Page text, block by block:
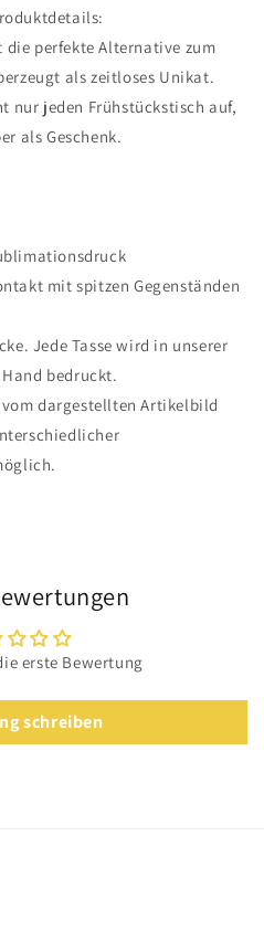
die perfekte Alternative zum
als zeitloses Unikat.
nur jeden Frühstückstisch auf,
als Geschenk.
mit spitzen Gegenständen
Jede Tasse wird in unserer
bedruckt.
dargestellten Artikelbild
erste Bewertung
schreiben